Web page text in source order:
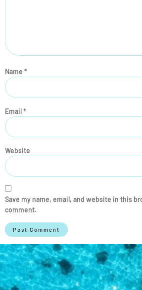
Name *
Email*
Website
Save my name, email, and website in this
comment.